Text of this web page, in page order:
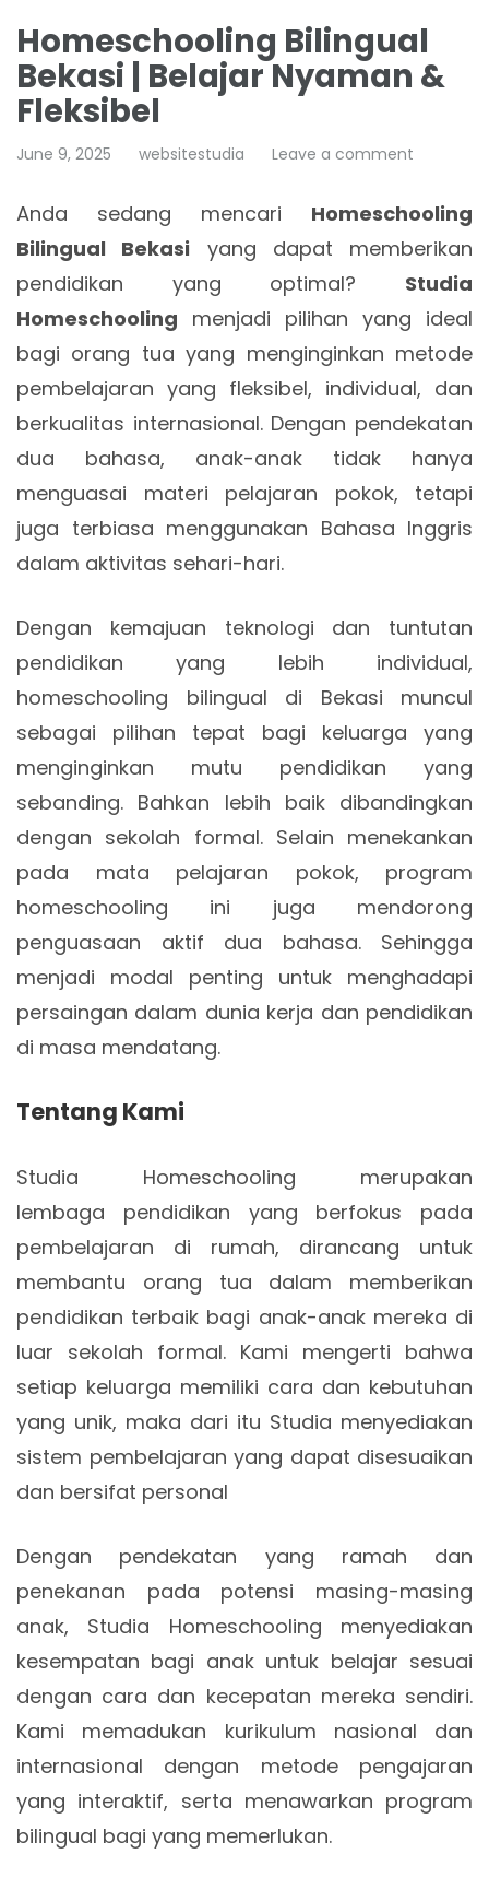
Homeschooling Bilingual
Bekasi | Belajar Nyaman &
Fleksibel
June 9, 2025 websitestudia Leave a comment
Anda sedang mencari Homeschooling
Bilingual Bekasi yang dapat memberikan
pendidikan yang optimal? Studia
Homeschooling menjadi pilihan yang ideal
bagi orang tua yang menginginkan metode
pembelajaran yang fleksibel, individual, dan
berkualitas internasional. Dengan pendekatan
dua bahasa, anak-anak tidak hanya
menguasai materi pelajaran pokok, tetapi
juga terbiasa menggunakan Bahasa Inggris
dalam aktivitas sehari-hari.
Dengan kemajuan teknologi dan tuntutan
pendidikan yang lebih individual,
homeschooling bilingual di Bekasi muncul
sebagai pilihan tepat bagi keluarga yang
menginginkan mutu pendidikan yang
sebanding. Bahkan lebih baik dibandingkan
dengan sekolah formal. Selain menekankan
pada mata pelajaran pokok, program
homeschooling ini juga mendorong
penguasaan aktif dua bahasa. Sehingga
menjadi modal penting untuk menghadapi
persaingan dalam dunia kerja dan pendidikan
di masa mendatang.
Tentang Kami
Studia Homeschooling merupakan
lembaga pendidikan yang berfokus pada
pembelajaran di rumah, dirancang untuk
membantu orang tua dalam memberikan
pendidikan terbaik bagi anak-anak mereka di
luar sekolah formal. Kami mengerti bahwa
setiap keluarga memiliki cara dan kebutuhan
yang unik, maka dari itu Studia menyediakan
sistem pembelajaran yang dapat disesuaikan
dan bersifat personal
Dengan pendekatan yang ramah dan
penekanan pada potensi masing-masing
anak, Studia Homeschooling menyediakan
kesempatan bagi anak untuk belajar sesuai
dengan cara dan kecepatan mereka sendiri.
Kami memadukan kurikulum nasional dan
internasional dengan metode pengajaran
yang interaktif, serta menawarkan program
bilingual bagi yang memerlukan.